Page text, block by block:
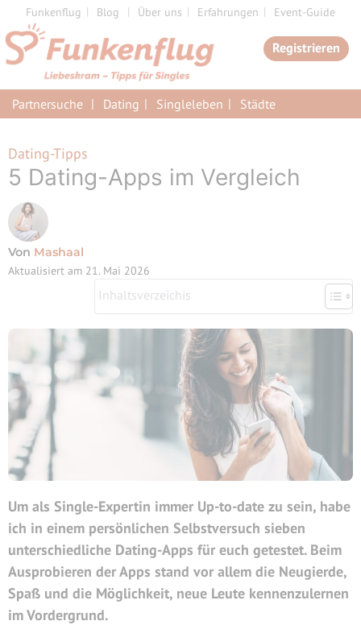
Zum
Inhalt
springen
Funkenflug Blog Über uns Erfahrungen Event-Guide
Registrieren
Partnersuche Dating Singleleben Städte
Dating-Tipps
5 Dating-Apps im Vergleich
Von Mashaal
Aktualisiert am 21. Mai 2026
Inhaltsverzeichis
Um als Single-Expertin immer Up-to-date zu sein, habe
ich in einem persönlichen Selbstversuch sieben
unterschiedliche Dating-Apps für euch getestet. Beim
Ausprobieren der Apps stand vor allem die Neugierde,
Spaß und die Möglichkeit, neue Leute kennenzulernen
im Vordergrund.